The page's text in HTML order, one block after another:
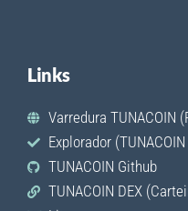
Links
Varredura TUNACOIN
Explorador (TUNACOIN
TUNACOIN Github
TUNACOIN DEX